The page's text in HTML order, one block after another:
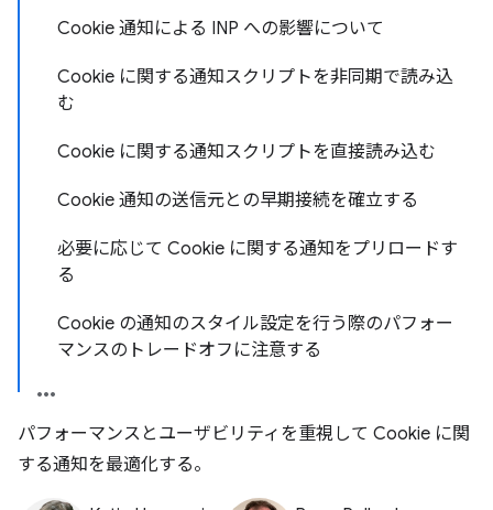
Cookie 通知による INP への影響について
Cookie に関する通知スクリプトを非同期で読み込
む
Cookie に関する通知スクリプトを直接読み込む
Cookie 通知の送信元との早期接続を確立する
必要に応じて Cookie に関する通知をプリロードす
る
Cookie の通知のスタイル設定を行う際のパフォー
マンスのトレードオフに注意する
パフォーマンスとユーザビリティを重視して Cookie に関
する通知を最適化する。